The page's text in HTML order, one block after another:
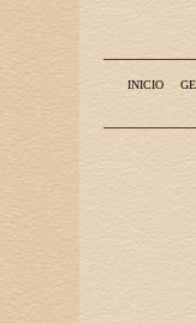
INICIO